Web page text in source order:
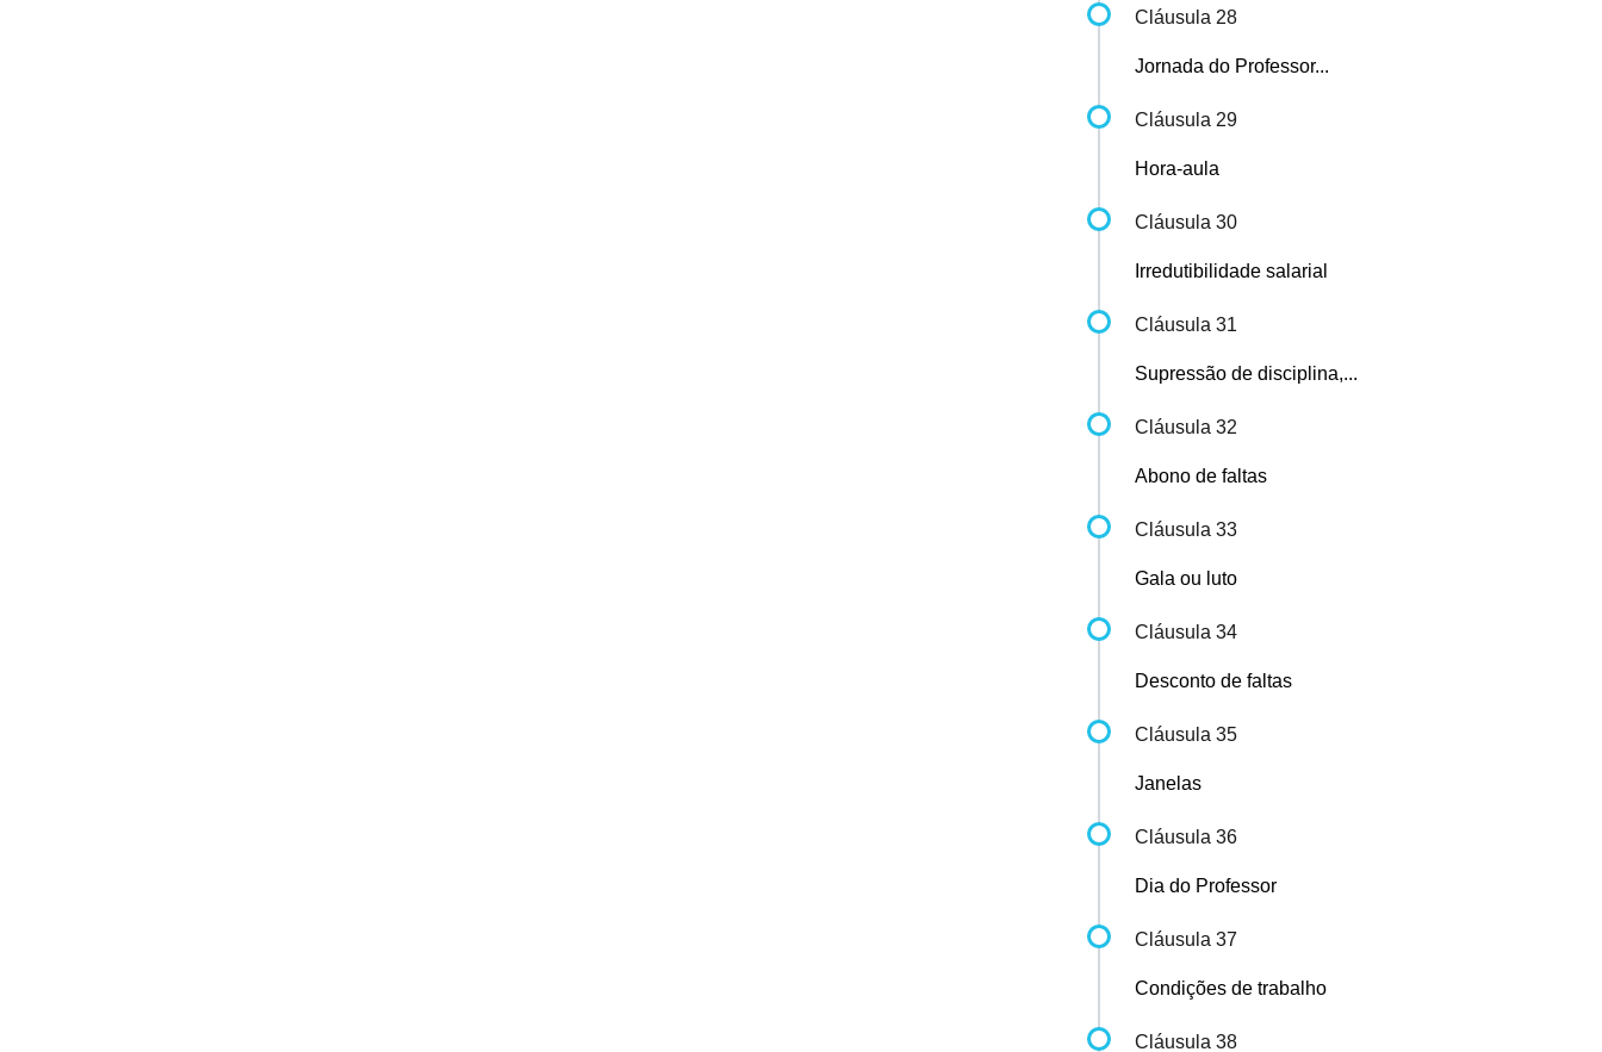
Cláusula 28
Jornada do Professor...
Cláusula 29
Hora-aula
Cláusula 30
Irredutibilidade salarial
Cláusula 31
Supressão de disciplina,...
Cláusula 32
Abono de faltas
Cláusula 33
Gala ou luto
Cláusula 34
Desconto de faltas
Cláusula 35
Janelas
Cláusula 36
Dia do Professor
Cláusula 37
Condições de trabalho
Cláusula 38